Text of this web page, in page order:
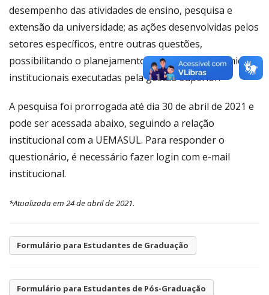
desempenho das atividades de ensino, pesquisa e
extensão da universidade; as ações desenvolvidas pelos
setores específicos, entre outras questões,
possibilitando o planejamento de políticas acadêmicas e
institucionais executadas pela gestão superior.
A pesquisa foi prorrogada até dia 30 de abril de 2021 e
pode ser acessada abaixo, seguindo a relação
institucional com a UEMASUL. Para responder o
questionário, é necessário fazer login com e-mail
institucional.
*Atualizada em 24 de abril de 2021.
Formulário para Estudantes de Graduação
Formulário para Estudantes de Pós-Graduação